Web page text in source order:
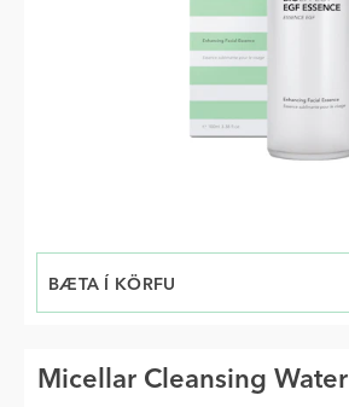
BÆTA Í KÖRFU
VERÐ
Micellar Cleansing Water